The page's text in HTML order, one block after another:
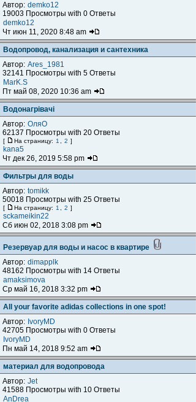
Автор: demko12
19003 Просмотры with 0 Ответы
demko12
Чт июн 11, 2020 8:48 am
Водопровод, канализация и сантехника
Автор: Ares_1981
32141 Просмотры with 5 Ответы
MarK.S
Пт май 08, 2020 10:36 am
Водонагрівачі
Автор: ОляO
62137 Просмотры with 20 Ответы
[ На страницу: 1 2 ]
kana5
Чт дек 26, 2019 5:58 pm
Фильтры для воды
Автор: tomikk
50018 Просмотры with 25 Ответы
[ На страницу: 1 2 ]
sckameikin22
Сб июн 02, 2018 3:08 pm
Резервуар для воды и насос в квартире
Автор: dimapplk
48162 Просмотры with 14 Ответы
amaksimova
Ср май 16, 2018 3:32 pm
All your favorite adidas collections in one spot!
Автор: IvoryMD
42705 Просмотры with 0 Ответы
IvoryMD
Пн май 14, 2018 9:52 am
материал для водопровода
Автор: Jet
41588 Просмотры with 10 Ответы
AnDrea